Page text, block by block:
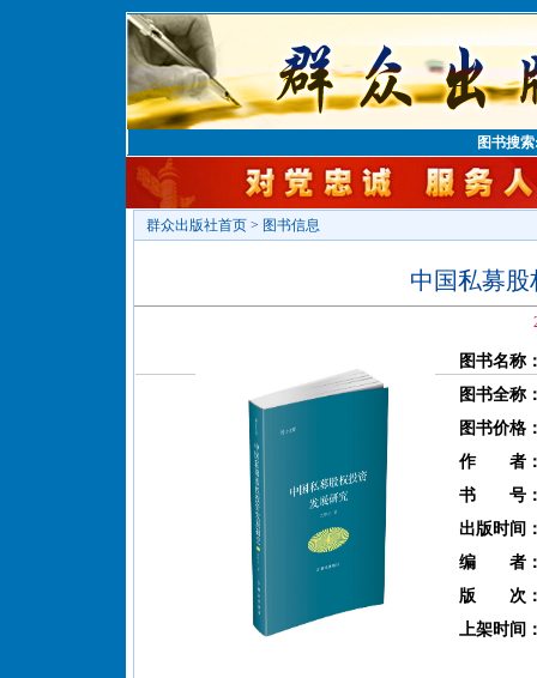
图书搜
群众出版社首页 > 图书信息
中国私募
图书名称
图书全称
图书价格
作 者
书 号
出版时间
编 者
版 次
上架时间